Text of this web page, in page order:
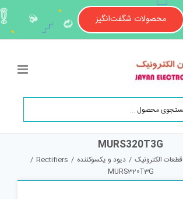
محصولات شگفت‌انگیز
MURS320T3G
قطعات الکترونیک / دیود و یکسوکننده /
Rectifiers
/
MURS320T3G